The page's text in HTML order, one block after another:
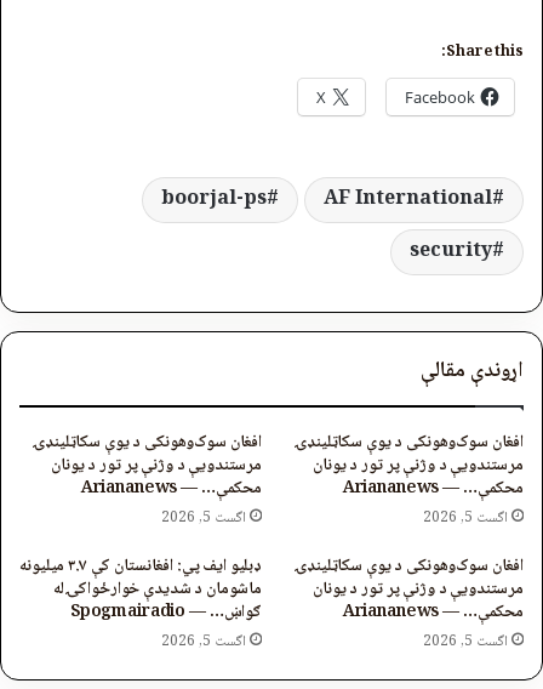
Share this:
Facebook
X
AF International
boorjal-ps
security
اړوندې مقالې
افغان سوک‌وهونکی د یوې سکاټلینډۍ
مرستندویې د وژنې پر تور د یونان
محکمې… — Ariananews
اگست 5, 2026
افغان سوک‌وهونکی د یوې سکاټلینډۍ
مرستندویې د وژنې پر تور د یونان
محکمې… — Ariananews
اگست 5, 2026
افغان سوک‌وهونکی د یوې سکاټلینډۍ
مرستندویې د وژنې پر تور د یونان
محکمې… — Ariananews
اگست 5, 2026
ډبلیو ایف پي: افغانستان کې ۳.۷ میلیونه
ماشومان د شدیدې خوارځواکۍ له
ګواښ… — Spogmairadio
اگست 5, 2026